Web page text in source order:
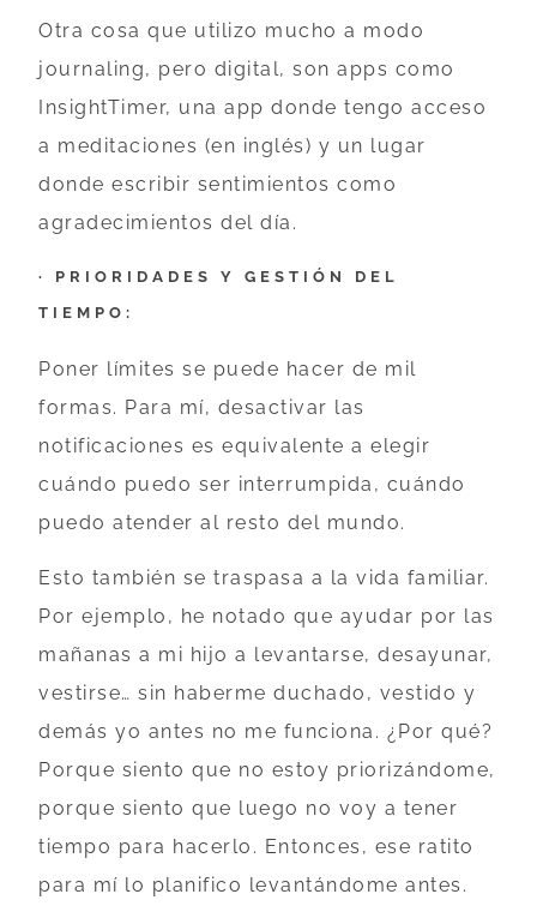
Otra cosa que utilizo mucho a modo
journaling, pero digital, son apps como
InsightTimer, una app donde tengo acceso
a meditaciones (en inglés) y un lugar
donde escribir sentimientos como
agradecimientos del día.
· PRIORIDADES Y GESTIÓN DEL
TIEMPO:
Poner límites se puede hacer de mil
formas. Para mí, desactivar las
notificaciones es equivalente a elegir
cuándo puedo ser interrumpida, cuándo
puedo atender al resto del mundo.
Esto también se traspasa a la vida familiar.
Por ejemplo, he notado que ayudar por las
mañanas a mi hijo a levantarse, desayunar,
vestirse… sin haberme duchado, vestido y
demás yo antes no me funciona. ¿Por qué?
Porque siento que no estoy priorizándome,
porque siento que luego no voy a tener
tiempo para hacerlo. Entonces, ese ratito
para mí lo planifico levantándome antes.